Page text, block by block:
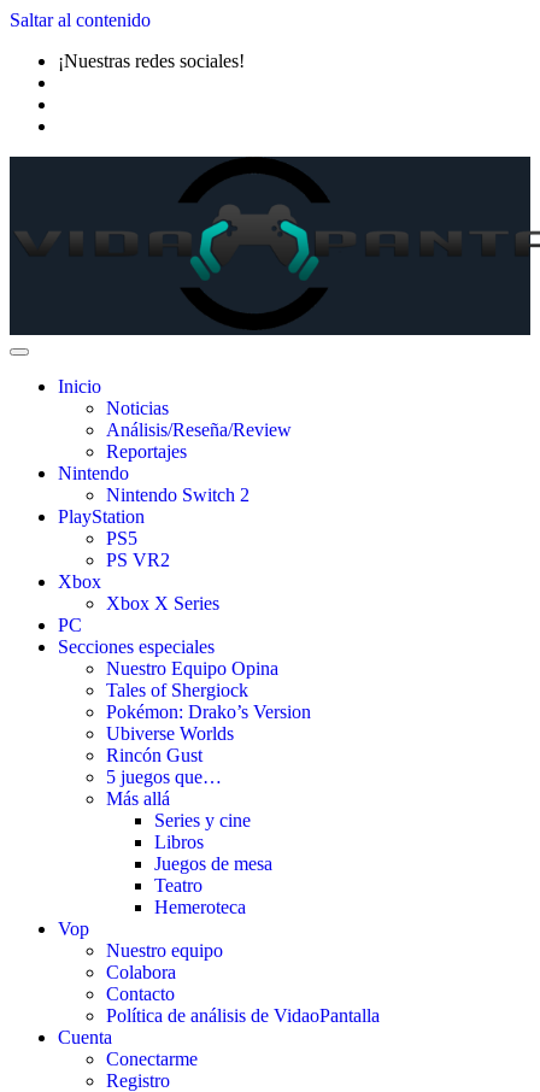
Saltar al contenido
¡Nuestras redes sociales!
Inicio
Noticias
Análisis/Reseña/Review
Reportajes
Nintendo
Nintendo Switch 2
PlayStation
PS5
PS VR2
Xbox
Xbox X Series
PC
Secciones especiales
Nuestro Equipo Opina
Tales of Shergiock
Pokémon: Drako’s Version
Ubiverse Worlds
Rincón Gust
5 juegos que…
Más allá
Series y cine
Libros
Juegos de mesa
Teatro
Hemeroteca
Vop
Nuestro equipo
Colabora
Contacto
Política de análisis de VidaoPantalla
Cuenta
Conectarme
Registro